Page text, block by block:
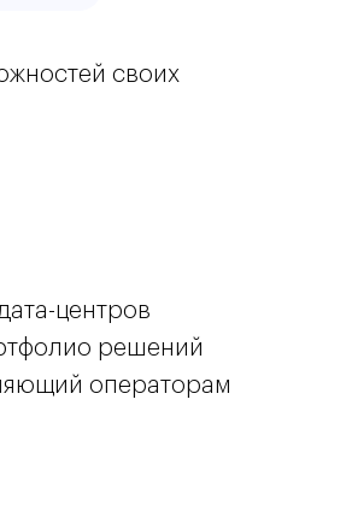
своих
центров
решений
операторам